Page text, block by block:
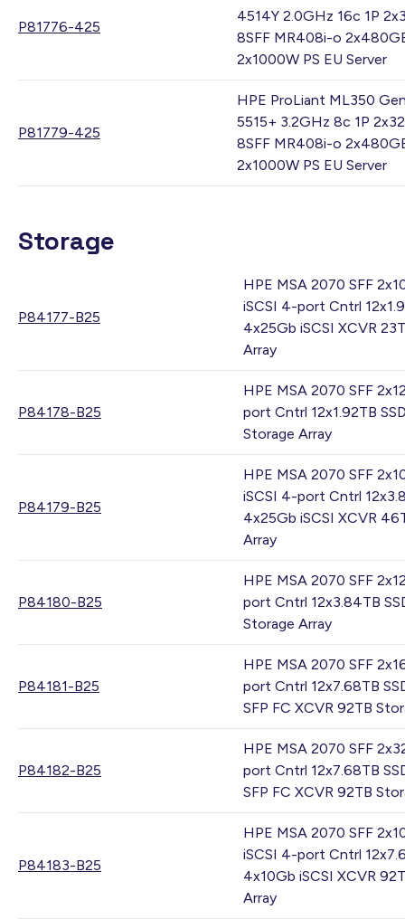
P81776-425
4514Y 2.0GHz 16c 1P
8SFF MR408i-o
2x1000W PS EU Server
P81779-425
HPE ProLiant ML350
5515+ 3.2GHz 8c 1P
8SFF MR408i-o
2x1000W PS EU Server
Storage
P84177-B25
HPE MSA 2070 SFF
iSCSI 4-port Cntrl
4x25Gb iSCSI XCVR
Array
P84178-B25
HPE MSA 2070 SFF
port Cntrl 12x1.92TB
Storage Array
P84179-B25
HPE MSA 2070 SFF
iSCSI 4-port Cntrl
4x25Gb iSCSI XCVR
Array
P84180-B25
HPE MSA 2070 SFF
port Cntrl 12x3.84TB
Storage Array
P84181-B25
HPE MSA 2070 SFF
port Cntrl 12x7.68TB
SFP FC XCVR 92TB
P84182-B25
HPE MSA 2070 SFF
port Cntrl 12x7.68TB
SFP FC XCVR 92TB
P84183-B25
HPE MSA 2070 SFF
iSCSI 4-port Cntrl
4x10Gb iSCSI XCVR
Array